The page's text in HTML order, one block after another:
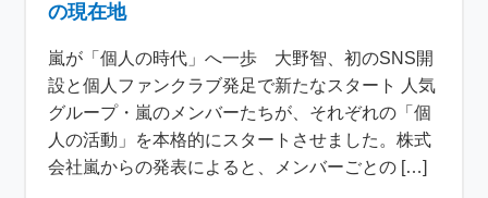
の現在地
嵐が「個人の時代」へ一歩 大野智、初のSNS開
設と個人ファンクラブ発足で新たなスタート 人気
グループ・嵐のメンバーたちが、それぞれの「個
人の活動」を本格的にスタートさせました。株式
会社嵐からの発表によると、メンバーごとの […]